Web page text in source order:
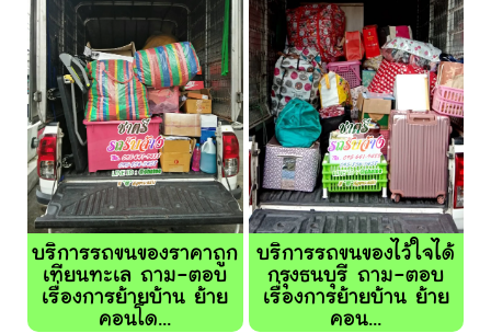
บริการรถขนของราคาถูก
เทียนทะเล ถาม-ตอบ
เรื่องการย้ายบ้าน ย้าย
คอนโด...
บริการรถขนของไว้ใจได้
กรุงธนบุรี ถาม-ตอบ
เรื่องการย้ายบ้าน ย้าย
คอน...